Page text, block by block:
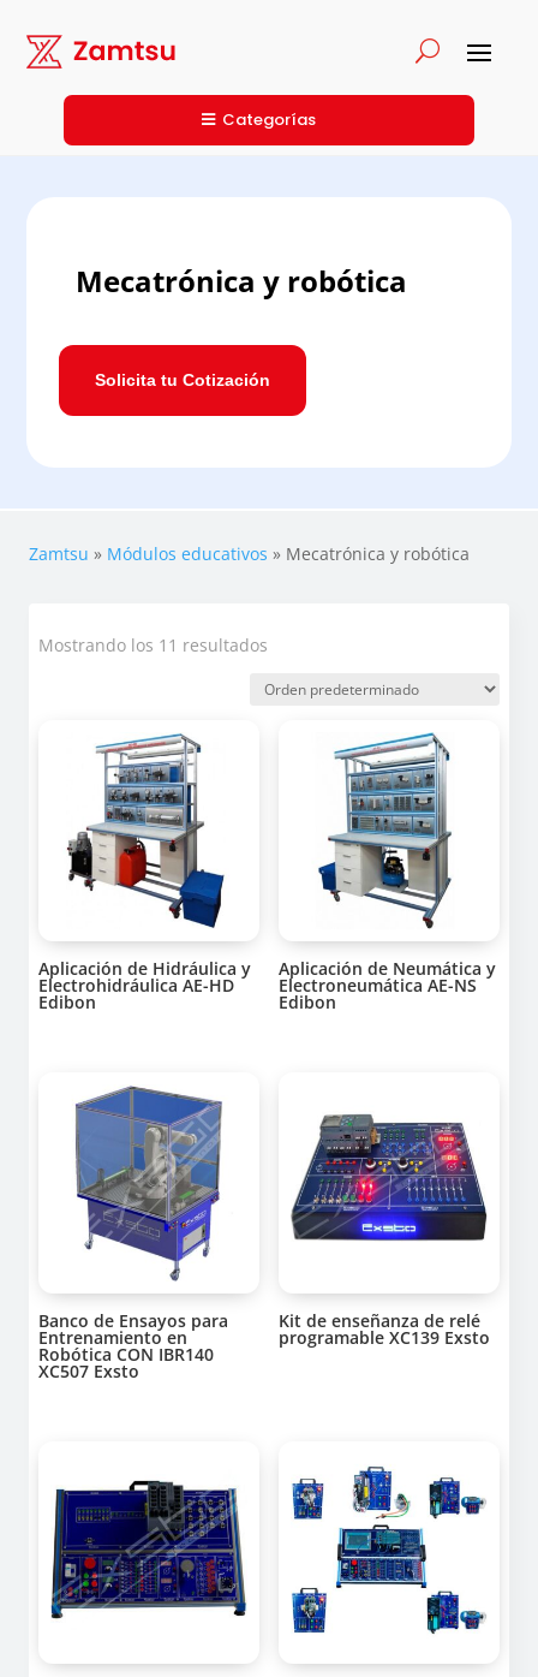
Categorías
Mecatrónica y robótica
Solicita tu Cotización
Zamtsu » Módulos educativos » Mecatrónica y robótica
Mostrando los 11 resultados
Aplicación de Hidráulica y
Electrohidráulica AE-HD
Edibon
Aplicación de Neumática y
Electroneumática AE-NS
Edibon
Banco de Ensayos para
Entrenamiento en
Robótica CON IBR140
XC507 Exsto
Kit de enseñanza de relé
programable XC139 Exsto